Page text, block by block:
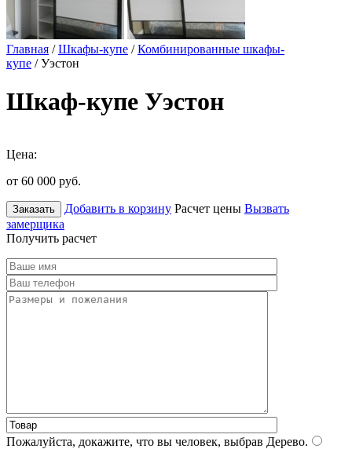
Главная /Шкафы-купе /Комбинированные шкафы-
купе / Уэстон
Шкаф-купе Уэстон
Цена:
от 60 000 руб.
Заказать Добавить в корзину Расчет цены Вызвать
замерщика
Получить расчет
Пожалуйста, докажите, что вы человек, выбрав Дерево.